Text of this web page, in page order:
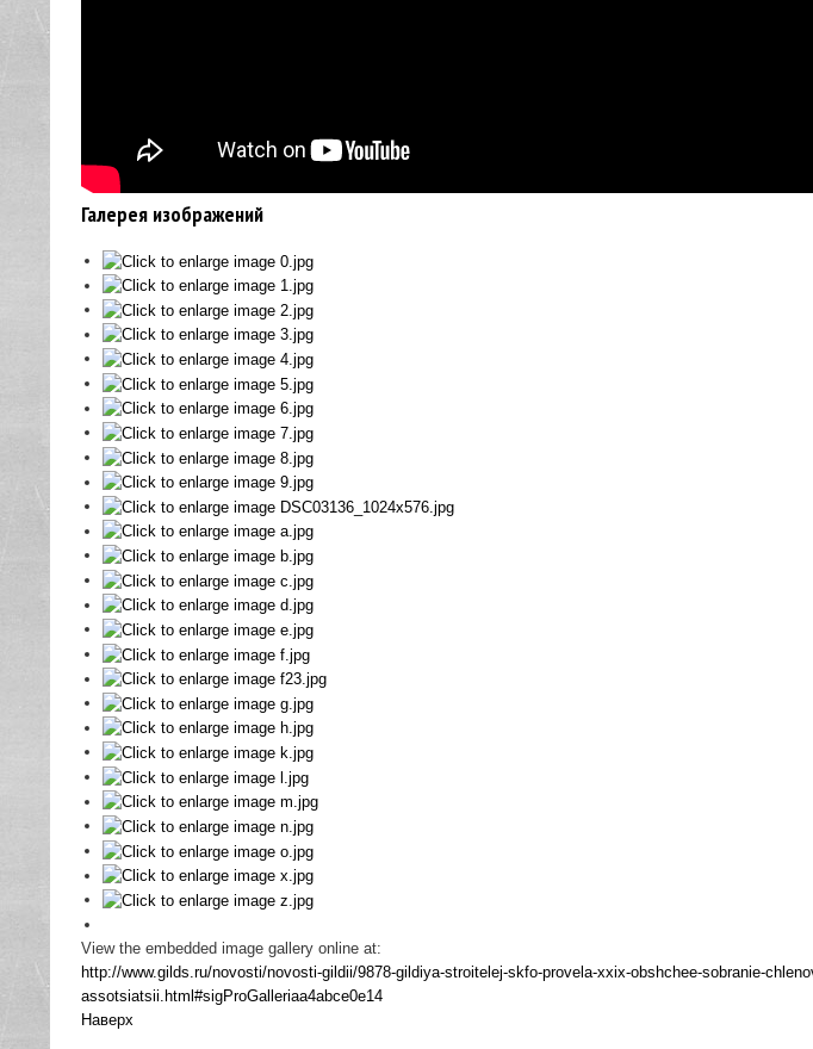
Галерея изображений
View the embedded image gallery online at:
http://www.gilds.ru/novosti/novosti-gildii/9878-gildiya-stroitelej-skfo-provela-xxix-obshchee-sobranie-
assotsiatsii.html#sigProGalleriaa4abce0e14
Наверх